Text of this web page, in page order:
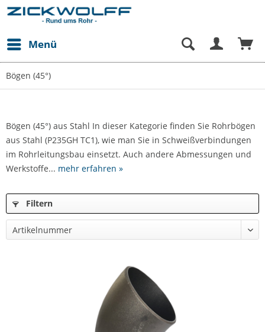
Menü
Bögen (45°)
Bögen (45°) aus Stahl In dieser Kategorie finden Sie Rohrbögen
aus Stahl (P235GH TC1), wie man Sie in Schweißverbindungen
im Rohrleitungsbau einsetzt. Auch andere Abmessungen und
Werkstoffe... mehr erfahren »
Filtern